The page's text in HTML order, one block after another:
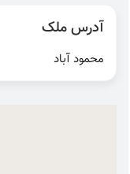
آدرس ملک
محمود آباد